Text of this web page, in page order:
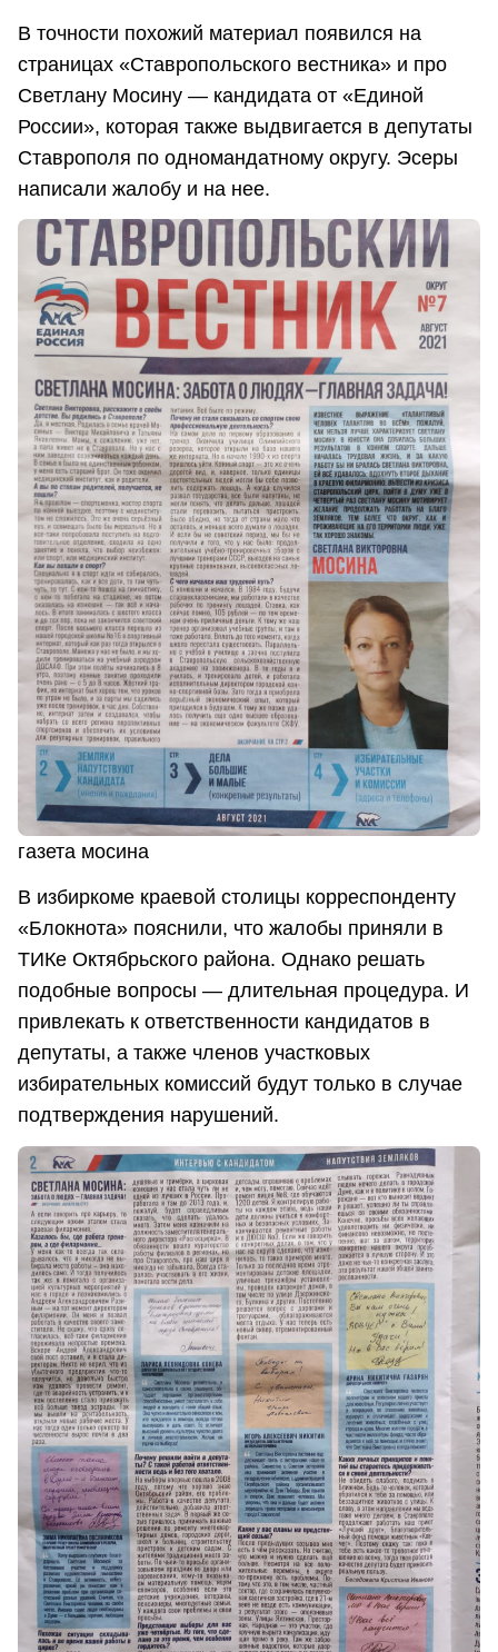
В точности похожий материал появился на
страницах «Ставропольского вестника» и про
Светлану Мосину — кандидата от «Единой
России», которая также выдвигается в депутаты
Ставрополя по одномандатному округу. Эсеры
написали жалобу и на нее.
газета мосина
В избиркоме краевой столицы корреспонденту
«Блокнота» пояснили, что жалобы приняли в
ТИКе Октябрьского района. Однако решать
подобные вопросы — длительная процедура. И
привлекать к ответственности кандидатов в
депутаты, а также членов участковых
избирательных комиссий будут только в случае
подтверждения нарушений.